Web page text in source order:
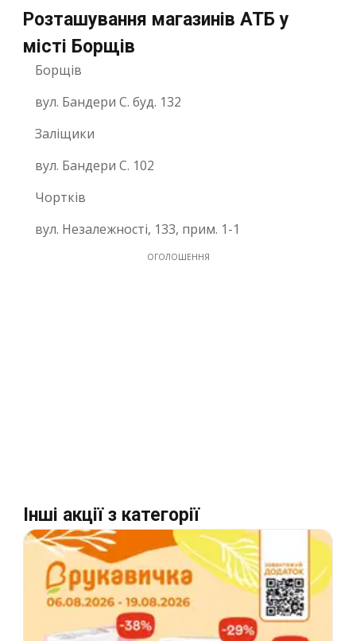
Розташування магазинів АТБ у
місті Борщів
Борщів
вул. Бандери С. буд. 132
Заліщики
вул. Бандери С. 102
Чортків
вул. Незалежності, 133, прим. 1-1
ОГОЛОШЕННЯ
Інші акції з категорії